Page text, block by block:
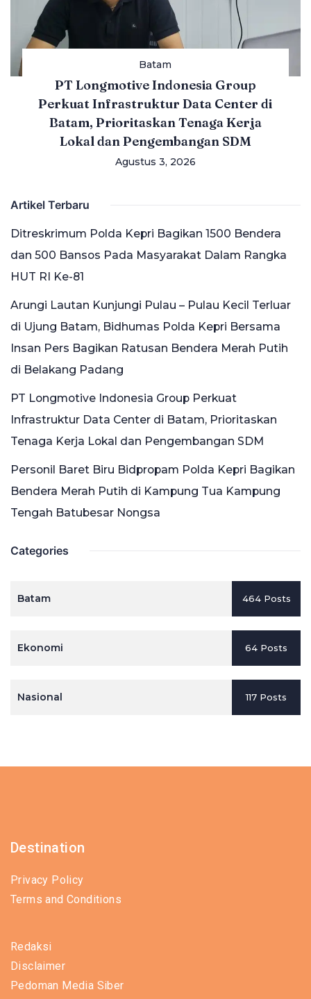
Batam
PT Longmotive Indonesia Group
Perkuat Infrastruktur Data Center di
Batam, Prioritaskan Tenaga Kerja
Lokal dan Pengembangan SDM
Agustus 3, 2026
Artikel Terbaru
Ditreskrimum Polda Kepri Bagikan 1500 Bendera
dan 500 Bansos Pada Masyarakat Dalam Rangka
HUT RI Ke-81
Arungi Lautan Kunjungi Pulau – Pulau Kecil Terluar
di Ujung Batam, Bidhumas Polda Kepri Bersama
Insan Pers Bagikan Ratusan Bendera Merah Putih
di Belakang Padang
PT Longmotive Indonesia Group Perkuat
Infrastruktur Data Center di Batam, Prioritaskan
Tenaga Kerja Lokal dan Pengembangan SDM
Personil Baret Biru Bidpropam Polda Kepri Bagikan
Bendera Merah Putih di Kampung Tua Kampung
Tengah Batubesar Nongsa
Categories
Batam 464 Posts
Ekonomi 64 Posts
Nasional 117 Posts
Destination
Privacy Policy
Terms and Conditions
Redaksi
Disclaimer
Pedoman Media Siber